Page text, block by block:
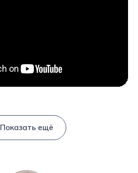
Показать ещё